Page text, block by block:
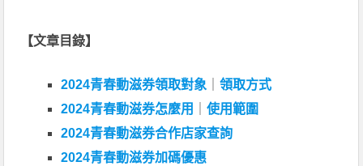
【文章目錄】
2024青春動滋券領取對象 ｜領取方式
2024青春動滋券怎麼用
｜使用範圍
2024青春動滋券合作店家查詢
2024青春動滋券加碼優惠